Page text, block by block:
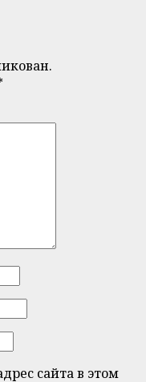
сайта в этом